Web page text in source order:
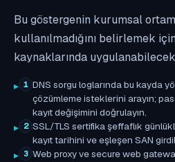
Bu göstergenin kurumsal
kullanılmadığını belirlemek
kaynaklarında
1 DNS sorgu loglarında bu kayda
çözümleme isteklerini arayın;
kayıt değişimini doğrulayın.
2 SSL/TLS sertifika şeffaflık
kayıt tarihini ve eşleşen SAN
3 Web proxy ve secure web